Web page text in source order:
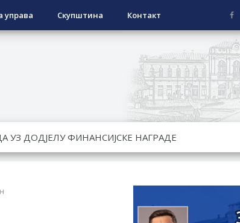
управа Скупштина Контакт
КУПОВИНЕ СЕОСКЕ КУЋЕ СА
ПРАВО НА ГРАДСКИ МЈЕСЕЧНИ БОРАЧКИ